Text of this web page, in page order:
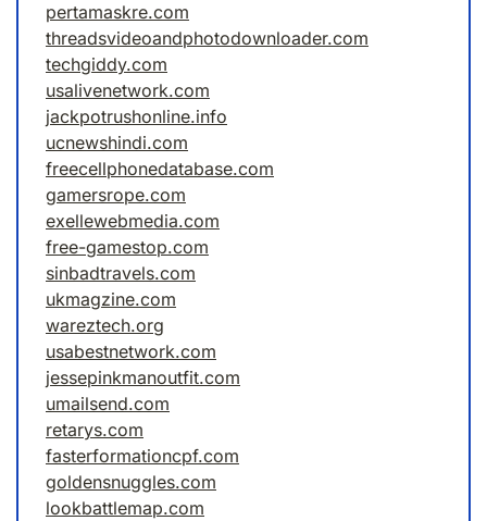
pertamaskre.com
threadsvideoandphotodownloader.com
techgiddy.com
usalivenetwork.com
jackpotrushonline.info
ucnewshindi.com
freecellphonedatabase.com
gamersrope.com
exellewebmedia.com
free-gamestop.com
sinbadtravels.com
ukmagzine.com
wareztech.org
usabestnetwork.com
jessepinkmanoutfit.com
umailsend.com
retarys.com
fasterformationcpf.com
goldensnuggles.com
lookbattlemap.com